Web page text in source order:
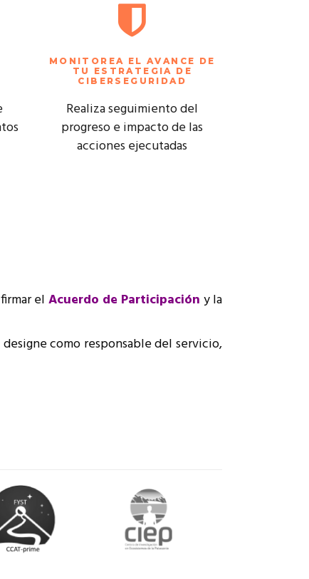
MONITOREA EL AVANCE DE
TU ESTRATEGIA DE
CIBERSEGURIDAD
Realiza seguimiento del
progreso e impacto de las
acciones ejecutadas
el Acuerdo de Participación y la
como responsable del servicio,